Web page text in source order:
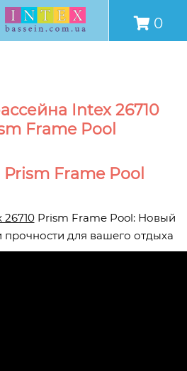
0
Intex 26710
Frame Pool
Prism Frame Pool
Prism Frame Pool: Новый
прочности для вашего отдыха